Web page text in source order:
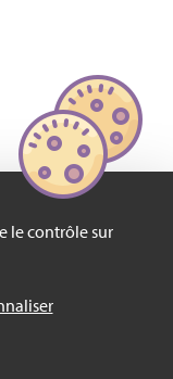
le contrôle sur